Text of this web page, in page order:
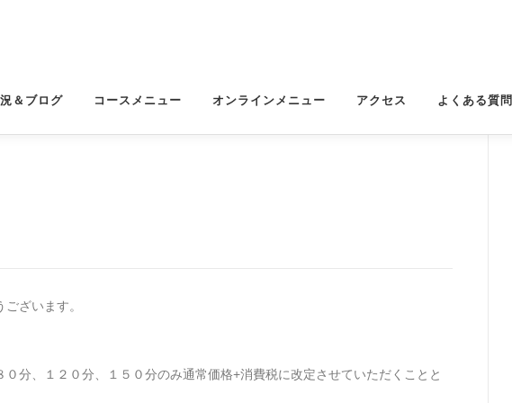
＆ブログ コースメニュー オンラインメニュー アクセス よくある質問
ざいます。
分、１２０分、１５０分のみ通常価格+消費税に改定させていただくことと